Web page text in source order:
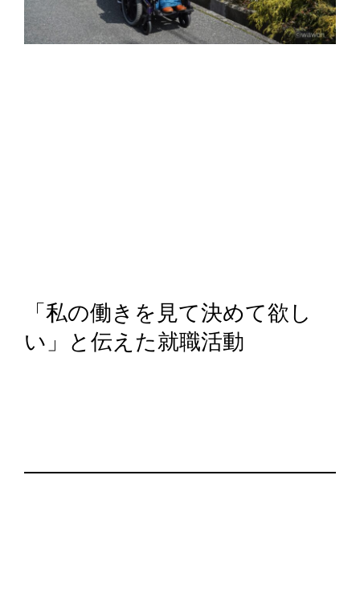
「私の働きを見て決めて欲し
い」と伝えた就職活動